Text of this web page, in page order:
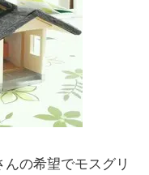
の希望でモスグリ